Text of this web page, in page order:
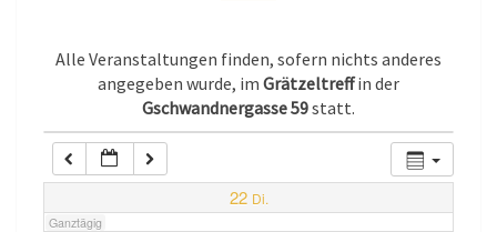
Alle Veranstaltungen finden, sofern nichts anderes
angegeben wurde, im Grätzeltreffin der
Gschwandnergasse 59statt.
22 Di.
Ganztägig
7:00